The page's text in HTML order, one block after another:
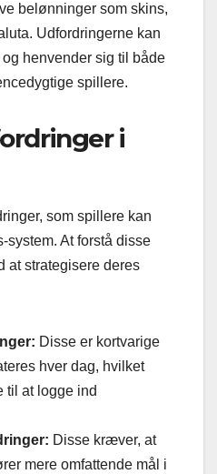
belønninger som skins,
Udfordringerne kan
henvender sig til både
spillere.
i
som spillere kan
system. At forstå disse
at strategisere deres
Disse er kortvarige
hver dag, hvilket
til at logge ind
Disse kræver, at
mere omfattende mål i